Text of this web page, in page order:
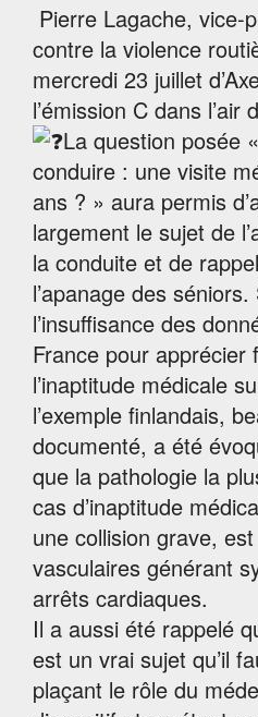
Pierre Lagache, vice-
contre la violence
mercredi 23 juillet
l’émission C dans l’air
La question posée
conduire : une visite
ans ? » aura permis
largement le sujet de
la conduite et de
l’apanage des
l’insuffisance des
France pour apprécier
l’inaptitude médicale
l’exemple finlandais,
documenté, a été
que la pathologie la
cas d’inaptitude
une collision grave,
vasculaires générant
arrêts cardiaques.
Il a aussi été rappelé
est un vrai sujet qu’il
plaçant le rôle du